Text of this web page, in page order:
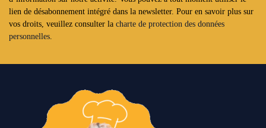
lien de désabonnement intégré dans la newsletter. Pour en savoir plus sur
vos droits, veuillez consulter la charte de protection des données
personnelles.